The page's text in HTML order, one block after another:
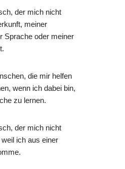
der mich nicht
meiner
Sprache oder meiner
die mir helfen
wenn ich dabei bin,
zu lernen.
der mich nicht
ich aus einer